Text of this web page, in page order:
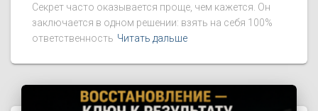
Секрет часто оказывается проще, чем кажется. Он
заключается в одном решении: взять на себя 100%
ответственность Читать дальше